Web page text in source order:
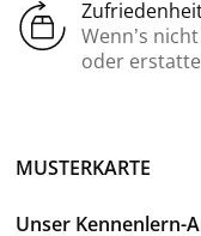
Wenn’s
oder
MUSTERKARTE
Unser Kennenlern-